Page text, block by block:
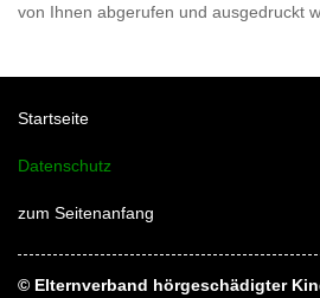
von Ihnen abgerufen und ausgedruckt
Startseite
Datenschutz
zum Seitenanfang
© Elternverband hörgeschädigter